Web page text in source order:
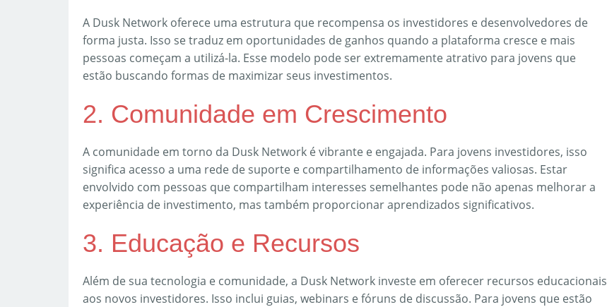
A Dusk Network oferece uma estrutura que recompensa os investidores e desenvolvedores de
forma justa. Isso se traduz em oportunidades de ganhos quando a plataforma cresce e mais
pessoas começam a utilizá-la. Esse modelo pode ser extremamente atrativo para jovens que
estão buscando formas de maximizar seus investimentos.
2. Comunidade em Crescimento
A comunidade em torno da Dusk Network é vibrante e engajada. Para jovens investidores, isso
significa acesso a uma rede de suporte e compartilhamento de informações valiosas. Estar
envolvido com pessoas que compartilham interesses semelhantes pode não apenas melhorar a
experiência de investimento, mas também proporcionar aprendizados significativos.
3. Educação e Recursos
Além de sua tecnologia e comunidade, a Dusk Network investe em oferecer recursos educacionais
aos novos investidores. Isso inclui guias, webinars e fóruns de discussão. Para jovens que estão